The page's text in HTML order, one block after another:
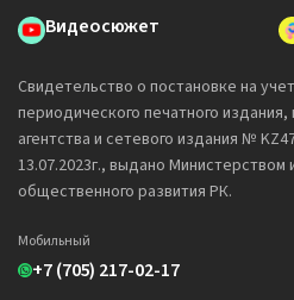
Видеосюжет
Свидетельство о постановке на
периодического печатного
агентства и сетевого издания №
13.07.2023г., выдано
общественного развития РК.
Мобильный
+7 (705) 217-02-17